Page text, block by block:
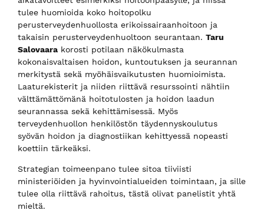
tulee huomioida koko hoitopolku
perusterveydenhuollosta erikoissairaanhoitoon ja
takaisin perusterveydenhuoltoon seurantaan.Taru
Salovaara korosti potilaan näkökulmasta
kokonaisvaltaisen hoidon, kuntoutuksen ja seurannan
merkitystä sekä myöhäisvaikutusten huomioimista.
Laaturekisterit ja niiden riittävä resurssointi nähtiin
välttämättömänä hoitotulosten ja hoidon laadun
seurannassa sekä kehittämisessä. Myös
terveydenhuollon henkilöstön täydennyskoulutus
syövän hoidon ja diagnostiikan kehittyessä nopeasti
koettiin tärkeäksi.
Strategian toimeenpano tulee sitoa tiiviisti
ministeriöiden ja hyvinvointialueiden toimintaan, ja sille
tulee olla riittävä rahoitus, tästä olivat panelistit yhtä
mieltä.